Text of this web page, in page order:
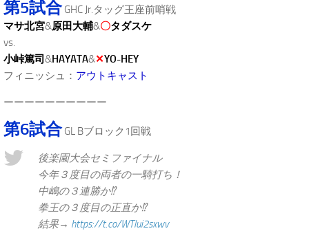
第5試合GHC Jr.タッグ王座前哨戦
マサ北宮&原田大輔&〇タダスケ
vs.
小峠篤司&HAYATA&✕YO-HEY
フィニッシュ： アウトキャスト
ーーーーーーーーーー
第6試合GL Bブロック1回戦
後楽園大会セミファイナル
今年３度目の両者の一騎打ち！
中嶋の３連勝か⁉︎
拳王の３度目の正直か⁉︎
結果→ https://t.co/WTlui2sxwv